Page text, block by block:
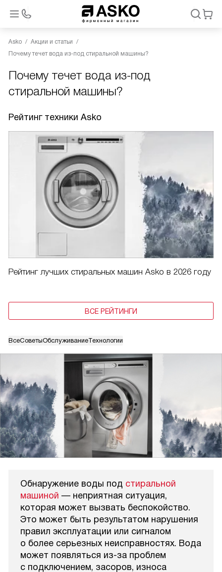
Asko
Акции и статьи
Почему течет вода из-под стиральной машины?
Почему течет вода из-под
стиральной машины?
ВсеСоветыОбслуживаниеТехнологии
Обнаружение воды под стиральной
машиной — неприятная ситуация,
которая может вызвать беспокойство.
Это может быть результатом нарушения
правил эксплуатации или сигналом
о более серьезных неисправностях. Вода
может появляться из-за проблем
с подключением, засоров, износа
Рейтинг техники Asko
Рейтинг лучших стиральных машин Asko в 2026 году
ВСЕ РЕЙТИНГИ